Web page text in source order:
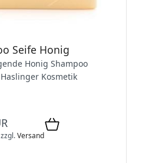
Seife Honig
Honig Shampoo
Kosmetik
zzgl.Versand